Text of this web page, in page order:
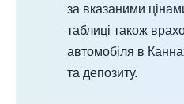
за вказаними
таблиці також
автомобіля в
та депозиту.